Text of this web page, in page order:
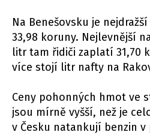
Na Benešovsku je
33,98 koruny. Nejlevnější
litr tam řidiči zaplatí 31,70
více stojí litr nafty na
Ceny pohonných hmot ve
jsou mírně vyšší, než je
v Česku natankují benzin v